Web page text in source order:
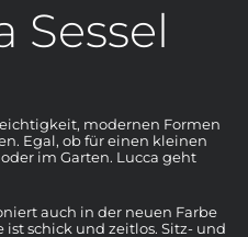
Sessel
modernen Formen
Egal, ob für einen kleinen
im Garten. Lucca geht
auch in der neuen Farbe
schick und zeitlos. Sitz- und